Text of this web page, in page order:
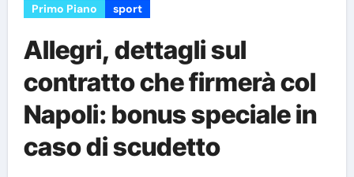
Primo Piano sport
Allegri, dettagli sul
contratto che firmerà col
Napoli: bonus speciale in
caso di scudetto